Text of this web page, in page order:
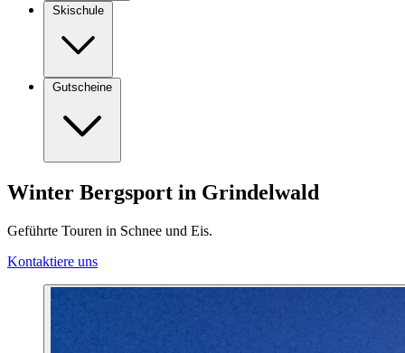
Skischule
Gutscheine
Winter Bergsport in Grindelwald
Geführte Touren in Schnee und Eis.
Kontaktiere uns